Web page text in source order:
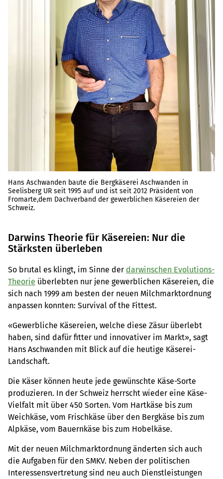
Hans Aschwanden baute die Bergkäserei Aschwanden in
Seelisberg UR seit 1995 auf und ist seit 2012 Präsident von
Fromarte,dem Dachverband der gewerblichen Käsereien der
Schweiz.
Darwins Theorie für Käsereien: Nur die
Stärksten überleben
So brutal es klingt, im Sinne der darwinschen Evolutions-
Theorie überlebten nur jene gewerblichen Käsereien, die
sich nach 1999 am besten der neuen Milchmarktordnung
anpassen konnten: Survival of the Fittest.
«Gewerbliche Käsereien, welche diese Zäsur überlebt
haben, sind dafür fitter und innovativer im Markt», sagt
Hans Aschwanden mit Blick auf die heutige Käserei-
Landschaft.
Die Käser können heute jede gewünschte Käse-Sorte
produzieren. In der Schweiz herrscht wieder eine Käse-
Vielfalt mit über 450 Sorten. Vom Hartkäse bis zum
Weichkäse, vom Frischkäse über den Bergkäse bis zum
Alpkäse, vom Bauernkäse bis zum Hobelkäse.
Mit der neuen Milchmarktordnung änderten sich auch
die Aufgaben für den SMKV. Neben der politischen
Interessensvertretung sind neu auch Dienstleistungen